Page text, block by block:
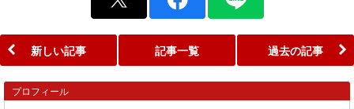
新しい記事 記事一覧 過去の記事
プロフィール